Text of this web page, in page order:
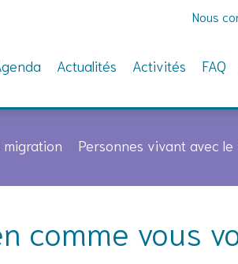
Nous
Actualités Activités FAQ
migration Personnes vivant avec le
comme vous